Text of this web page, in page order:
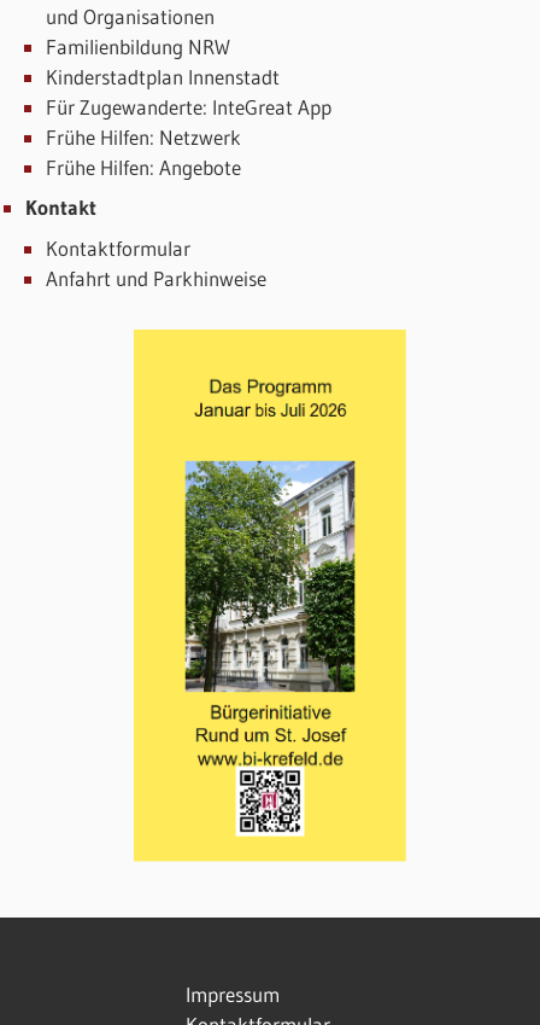
und Organisationen
Familienbildung NRW
Kinderstadtplan Innenstadt
Für Zugewanderte: InteGreat App
Frühe Hilfen: Netzwerk
Frühe Hilfen: Angebote
Kontakt
Kontaktformular
Anfahrt und Parkhinweise
Impressum